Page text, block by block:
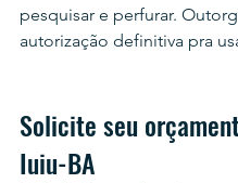
pesquisar e perfurar.
autorização definitiva pra
Solicite seu
Iuiu-BA